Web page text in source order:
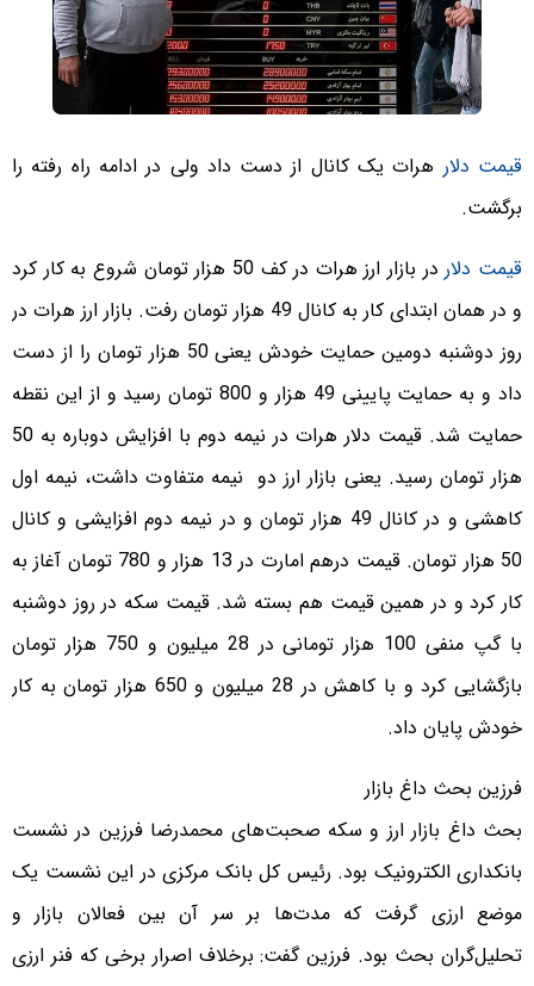
قیمت دلار هرات یک کانال از دست داد ولی در ادامه راه رفته‌ را
برگشت.
قیمت دلار
در بازار ارز هرات در کف 50 هزار تومان شروع به کار کرد
و در همان ابتدای کار به کانال 49 هزار تومان رفت. بازار ارز هرات در
روز دوشنبه دومین حمایت خودش یعنی 50 هزار تومان را از دست
داد و به حمایت پایینی 49 هزار و 800 تومان رسید و از این نقطه
حمایت شد. قیمت دلار هرات در نیمه دوم با افزایش دوباره به 50
هزار تومان رسید. یعنی بازار ارز دو نیمه متفاوت داشت، نیمه اول
کاهشی و در کانال 49 هزار تومان و در نیمه دوم افزایشی و کانال
50 هزار تومان. قیمت درهم امارت در 13 هزار و 780 تومان آغاز به
کار کرد و در همین قیمت هم بسته شد. قیمت سکه در روز دوشنبه
با گپ منفی 100 هزار تومانی در 28 میلیون و 750 هزار تومان
بازگشایی کرد و با کاهش در 28 میلیون و 650 هزار تومان به کار
خودش پایان داد.
فرزین بحث داغ بازار
بحث داغ بازار ارز و سکه صحبت‌های محمدرضا فرزین در نشست
بانکداری الکترونیک بود. رئیس کل بانک مرکزی در این نشست یک
موضع ارزی گرفت که مدت‌ها بر سر آن بین فعالان بازار و
تحلیل‌گران بحث بود. فرزین گفت: برخلاف اصرار برخی که فنر ارزی